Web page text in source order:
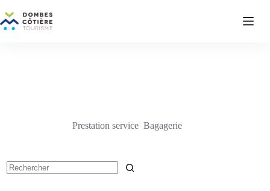
au
contenu
Prestation service Bagagerie